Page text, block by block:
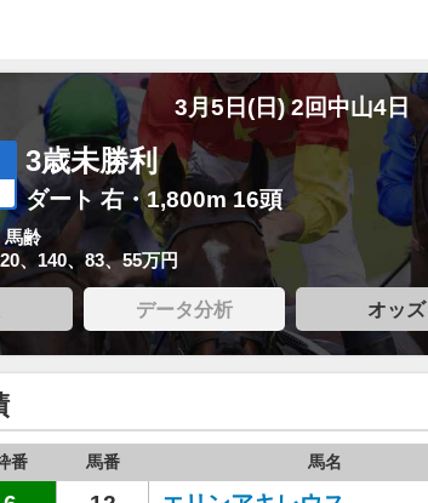
3月5日(日) 2回中山4日
3歳未勝利
ダート 右・1,800m 16頭
馬齢
、140、83、55万円
データ分析 オッズ
番 馬番 馬名